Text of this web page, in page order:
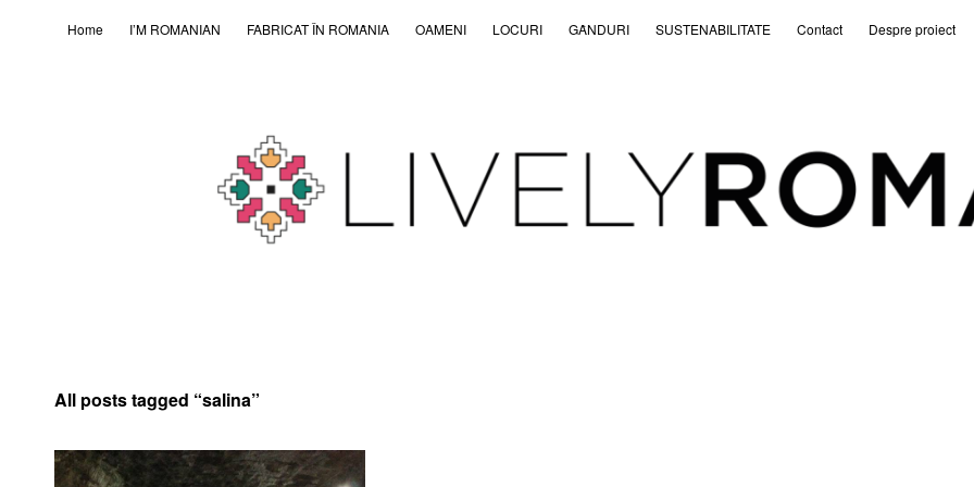
Home I’M ROMANIAN FABRICAT ÎN ROMȂNIA OAMENI LOCURI GȂNDURI SUSTENABILITATE Contact Despre proiect
All posts tagged “salina”